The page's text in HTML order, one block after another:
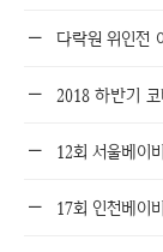
다락원 위인전
2018 하반기
12회 서울베이
17회 인천베이